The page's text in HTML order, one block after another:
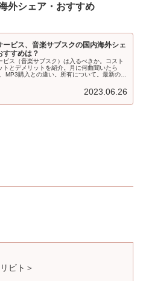
外シェア・おすすめ
ービス、音楽サブスクの国内海外シェ
すすめは？
ビス（音楽サブスク）は入るべきか。コスト
トとデメリットを紹介。月に何曲聞いたら
MP3購入との違い。所有について。最新の音
2023.06.26
ビト＞